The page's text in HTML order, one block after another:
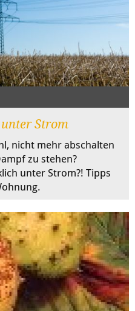
Strom
nicht mehr abschalten
zu stehen?
unter Strom?! Tipps